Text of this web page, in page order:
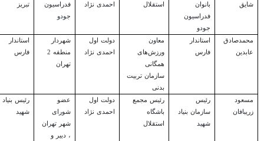
شایق
بانوان
فدراسیون
جودو
استقلال
احمدی نژاد
فدراسیون
جودو
تبریز
محمدصادق
عابدین
استاندار
فارس
معاون
ورزش‌های
همگانی
سازمان تربیت
بدنی
دولت اول
احمدی نژاد
شهردار
منطقه 2
تهران
استاندار
فارس
مسعود
زریبافان
رئیس
سازمان بنیاد
شهید
رئیس مجمع
باشگاه
استقلال
دولت اول
احمدی نژاد
عضو
شورای
شهر تهران
، دبیر و
رئیس بنیاد
شهید